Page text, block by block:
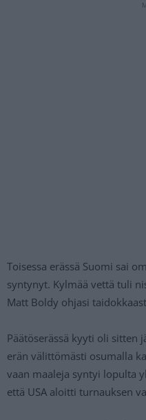
Toisessa erässä Suomi sai
syntynyt. Kylmää vettä tuli
Matt Boldy ohjasi
Päätöserässä kyyti oli sitten
erän välittömästi osumalla
vaan maaleja syntyi lopulta
että USA aloitti turnauksen